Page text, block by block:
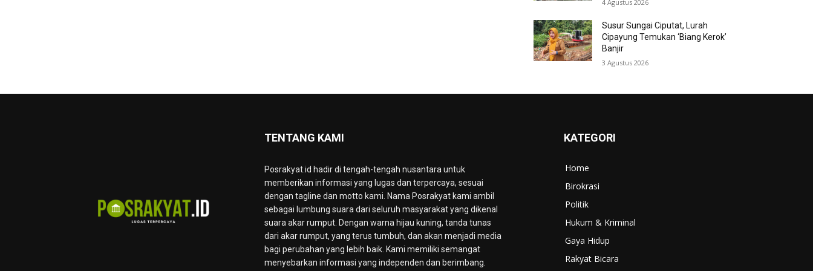
4 Agustus 2026
Susur Sungai Ciputat, Lurah
Cipayung Temukan ‘Biang Kerok’
Banjir
3 Agustus 2026
TENTANG KAMI
Posrakyat.id hadir di tengah-tengah nusantara untuk
memberikan informasi yang lugas dan terpercaya, sesuai
dengan tagline dan motto kami. Nama Posrakyat kami ambil
sebagai lumbung suara dari seluruh masyarakat yang dikenal
suara akar rumput. Dengan warna hijau kuning, tanda tunas
dari akar rumput, yang terus tumbuh, dan akan menjadi media
bagi perubahan yang lebih baik. Kami memiliki semangat
menyebarkan informasi yang independen dan berimbang.
KATEGORI
Home
Birokrasi
Politik
Hukum & Kriminal
Gaya Hidup
Rakyat Bicara